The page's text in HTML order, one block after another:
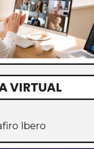
VIRTUAL
Ibero